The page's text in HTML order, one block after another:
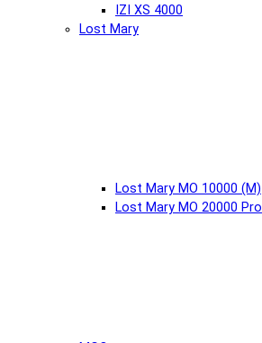
IZI XS 4000
Lost Mary
Lost Mary MO 10000 (М)
Lost Mary MO 20000 Pro